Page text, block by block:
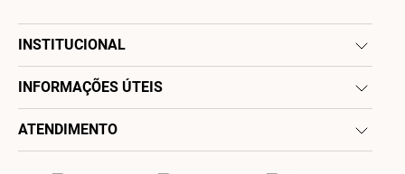
INSTITUCIONAL
INFORMAÇÕES ÚTEIS
ATENDIMENTO